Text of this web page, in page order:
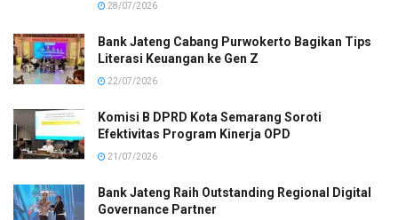
28/07/2026
Bank Jateng Cabang Purwokerto Bagikan Tips
Literasi Keuangan ke Gen Z
22/07/2026
Komisi B DPRD Kota Semarang Soroti
Efektivitas Program Kinerja OPD
21/07/2026
Bank Jateng Raih Outstanding Regional Digital
Governance Partner